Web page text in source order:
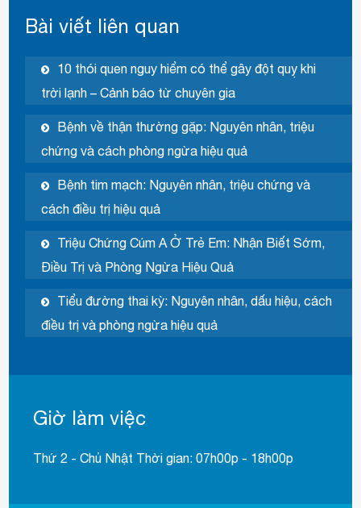
Bài viết liên quan
10 thói quen nguy hiểm có thể gây đột quỵ khi
trời lạnh – Cảnh báo từ chuyên gia
Bệnh về thận thường gặp: Nguyên nhân, triệu
chứng và cách phòng ngừa hiệu quả
Bệnh tim mạch: Nguyên nhân, triệu chứng và
cách điều trị hiệu quả
Triệu Chứng Cúm A Ở Trẻ Em: Nhận Biết Sớm,
Điều Trị và Phòng Ngừa Hiệu Quả
Tiểu đường thai kỳ: Nguyên nhân, dấu hiệu, cách
điều trị và phòng ngừa hiệu quả
Giờ làm việc
Thứ 2 - Chủ Nhật Thời gian: 07h00p - 18h00p